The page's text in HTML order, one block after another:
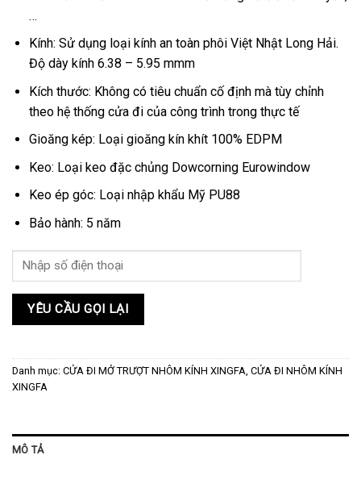
…
Kính: Sử dụng loại kính an toàn phôi Việt Nhật Long Hải.
Độ dày kính 6.38 – 5.95 mmm
Kích thước: Không có tiêu chuẩn cố định mà tùy chỉnh
theo hệ thống cửa đi của công trình trong thực tế
Gioăng kép: Loại gioăng kín khít 100% EDPM
Keo: Loại keo đặc chủng Dowcorning Eurowindow
Keo ép góc: Loại nhập khẩu Mỹ PU88
Bảo hành: 5 năm
Danh mục: CỬA ĐI MỞ TRƯỢT NHÔM KÍNH XINGFA, CỬA ĐI NHÔM KÍNH
XINGFA
MÔ TẢ